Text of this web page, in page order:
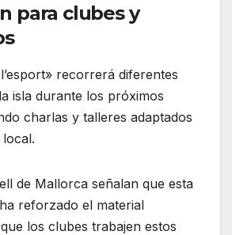
para clubes y
recorrerá diferentes
isla durante los próximos
charlas y talleres adaptados
local.
de Mallorca señalan que esta
reforzado el material
los clubes trabajen estos